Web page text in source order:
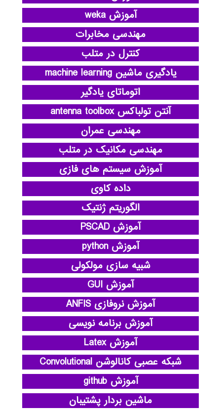
آموزش weka
مهندسی مخابرات
کنترل در متلب
یادگیری ماشین machine learning
اتوماتای یادگیر
آنتن تولباکس antenna toolbox
مهندسی عمران
مهندسی مکانیک در متلب
آموزش سیستم های فازی
داده کاوی
الگوریتم ژنتیک
آموزش PSCAD
آموزش python
شبیه سازی مولکولی
آموزش GUI
آموزش نروفازی ANFIS
آموزش برنامه نویسی
آموزش Latex
شبکه عصبی کانالوشن Convolutional
آموزش github
ماشین بردار پشتیبان